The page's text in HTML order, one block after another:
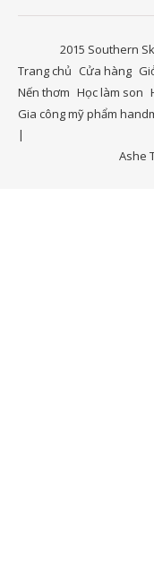
2015 Southern
Trang chủ Cửa hàng
Nến thơm Học làm son
Gia công mỹ phẩm
Ashe